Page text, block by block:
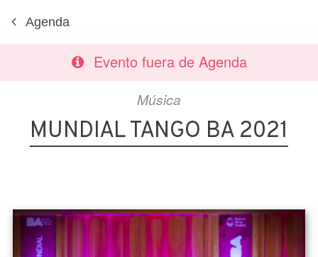
Agenda
Evento fuera de Agenda
Música
MUNDIAL TANGO BA 2021